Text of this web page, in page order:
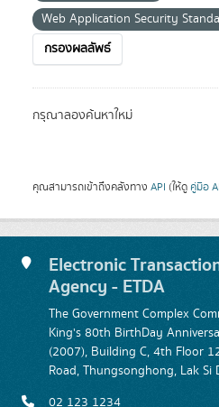
Web Application Security
กรองผลลัพธ์
กรุณาลองค้นหาใหม่
คุณสามารถเข้าถึงคลังทาง API (ให้ดู คู่มือ
Electronic
Agency - ETDA
The Government Complex
King's 80th BirthDay
(2007), Building C, 4th Floor
Road, Thungsonghong, Lak
02 123 1234